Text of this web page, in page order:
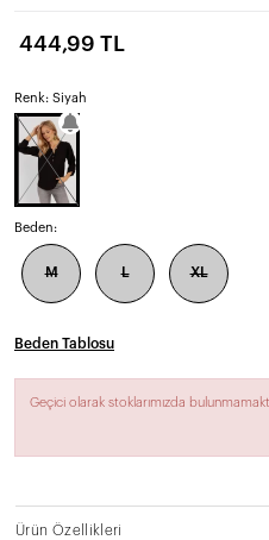
444,99 TL
Renk: Siyah
Beden:
M L XL
Beden Tablosu
Geçici olarak stoklarımızda
Ürün Özellikleri